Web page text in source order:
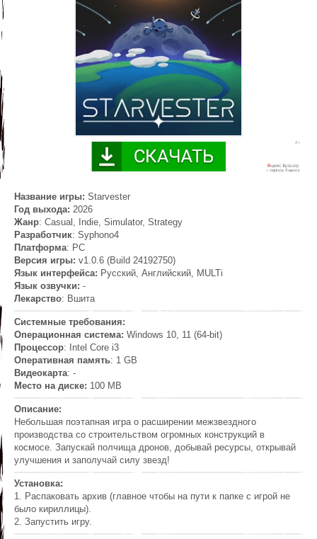
Название игры: Starvester
Год выхода: 2026
Жанр: Casual, Indie, Simulator, Strategy
Разработчик: Syphono4
Платформа: PC
Версия игры: v1.0.6 (Build 24192750)
Язык интерфейса: Русский, Английский, MULTi
Язык озвучки: -
Лекарство: Вшита
Системные требования:
Операционная система: Windows 10, 11 (64-bit)
Процессор: Intel Core i3
Оперативная память: 1 GB
Видеокарта: -
Место на диске: 100 MB
Описание:
Небольшая поэтапная игра о расширении межзвездного
производства со строительством огромных конструкций в
космосе. Запускай полчища дронов, добывай ресурсы, открывай
улучшения и заполучай силу звезд!
Установка:
1. Распаковать архив (главное чтобы на пути к папке с игрой не
было кириллицы).
2. Запустить игру.